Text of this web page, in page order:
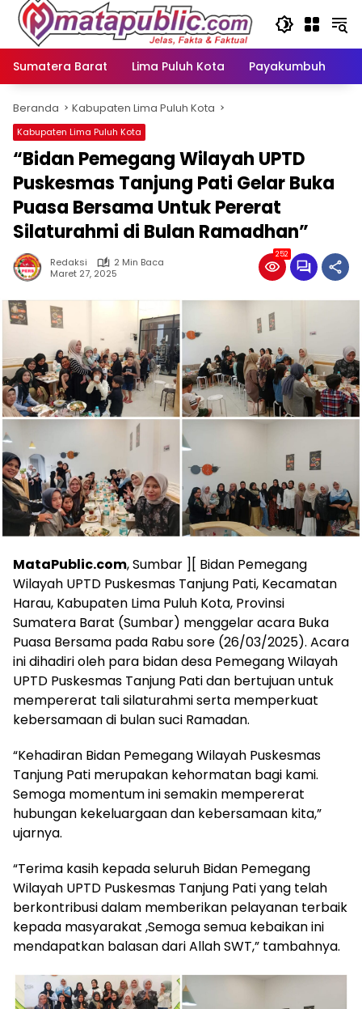
Langsung
konten
Sumatera Barat
Lima Puluh Kota Payakumbuh
Beranda Kabupaten Lima Puluh Kota
Kabupaten Lima Puluh Kota
“Bidan Pemegang Wilayah UPTD
Puskesmas Tanjung Pati Gelar Buka
Puasa Bersama Untuk Pererat
Silaturahmi di Bulan Ramadhan”
Redaksi
2 Min Baca
Maret 27, 2025
252
MataPublic.com, Sumbar ][ Bidan Pemegang
Wilayah UPTD Puskesmas Tanjung Pati, Kecamatan
Harau, Kabupaten Lima Puluh Kota, Provinsi
Sumatera Barat (Sumbar) menggelar acara Buka
Puasa Bersama pada Rabu sore (26/03/2025). Acara
ini dihadiri oleh para bidan desa Pemegang Wilayah
UPTD Puskesmas Tanjung Pati dan bertujuan untuk
mempererat tali silaturahmi serta memperkuat
kebersamaan di bulan suci Ramadan.
“Kehadiran Bidan Pemegang Wilayah Puskesmas
Tanjung Pati merupakan kehormatan bagi kami.
Semoga momentum ini semakin mempererat
hubungan kekeluargaan dan kebersamaan kita,”
ujarnya.
“Terima kasih kepada seluruh Bidan Pemegang
Wilayah UPTD Puskesmas Tanjung Pati yang telah
berkontribusi dalam memberikan pelayanan terbaik
kepada masyarakat ,Semoga semua kebaikan ini
mendapatkan balasan dari Allah SWT,” tambahnya.